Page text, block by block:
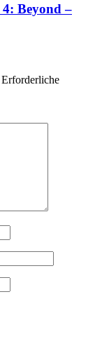
Beyond –
Erforderliche